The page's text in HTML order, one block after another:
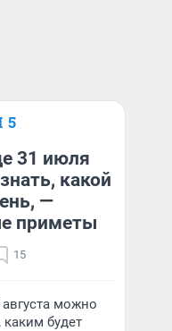
5
31 июля
какой
—
приметы
15
можно
каким будет